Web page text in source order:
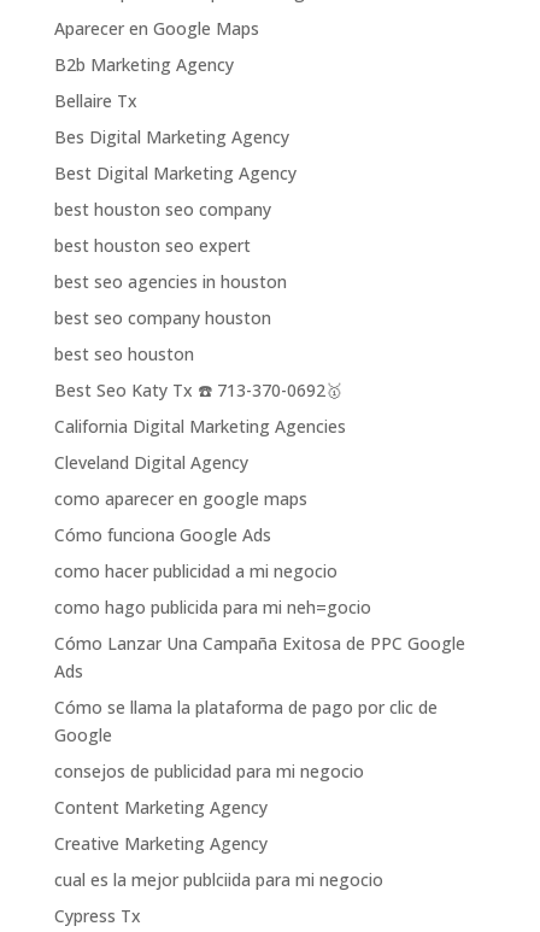
Aparecer en Google Maps
B2b Marketing Agency
Bellaire Tx
Bes Digital Marketing Agency
Best Digital Marketing Agency
best houston seo company
best houston seo expert
best seo agencies in houston
best seo company houston
best seo houston
Best Seo Katy Tx ☎️ 713-370-0692🥇
California Digital Marketing Agencies
Cleveland Digital Agency
como aparecer en google maps
Cómo funciona Google Ads
como hacer publicidad a mi negocio
como hago publicida para mi neh=gocio
Cómo Lanzar Una Campaña Exitosa de PPC Google
Ads
Cómo se llama la plataforma de pago por clic de
Google
consejos de publicidad para mi negocio
Content Marketing Agency
Creative Marketing Agency
cual es la mejor publciida para mi negocio
Cypress Tx